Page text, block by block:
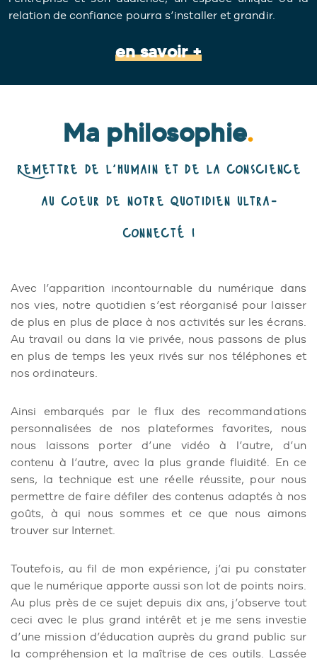
relation de confiance pourra s’installer et grandir.
en savoir +
Ma philosophie.
Remettre de l’humain et de la conscience
au coeur de notre quotidien ultra-
connecté !
Avec l’apparition incontournable du numérique dans
nos vies, notre quotidien s’est réorganisé pour laisser
de plus en plus de place à nos activités sur les écrans.
Au travail ou dans la vie privée, nous passons de plus
en plus de temps les yeux rivés sur nos téléphones et
nos ordinateurs.
Ainsi embarqués par le flux des recommandations
personnalisées de nos plateformes favorites, nous
nous laissons porter d’une vidéo à l’autre, d’un
contenu à l’autre, avec la plus grande fluidité. En ce
sens, la technique est une réelle réussite, pour nous
permettre de faire défiler des contenus adaptés à nos
goûts, à qui nous sommes et ce que nous aimons
trouver sur Internet.
Toutefois, au fil de mon expérience, j’ai pu constater
que le numérique apporte aussi son lot de points noirs.
Au plus près de ce sujet depuis dix ans, j’observe tout
ceci avec le plus grand intérêt et je me sens investie
d’une mission d’éducation auprès du grand public sur
la compréhension et la maîtrise de ces outils. Lassée